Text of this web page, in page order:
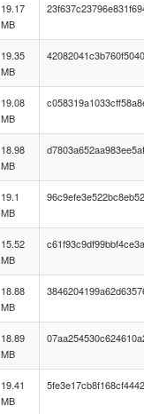
19.17
MB
19.35
MB
19.08
MB
18.98
MB
19.1
MB
15.52
MB
18.88
MB
18.89
MB
19.41
MB